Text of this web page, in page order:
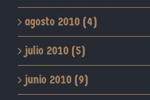
agosto 2010 (4)
julio 2010 (5)
junio 2010 (9)